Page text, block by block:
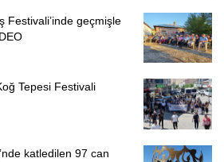
Festivali’inde geçmişle
Tepesi Festivali
katledilen 97 can